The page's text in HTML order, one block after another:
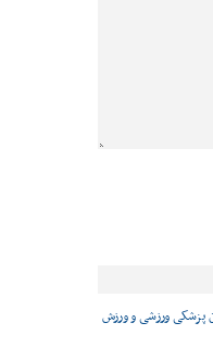
پزشکی ورزشی و ورزش